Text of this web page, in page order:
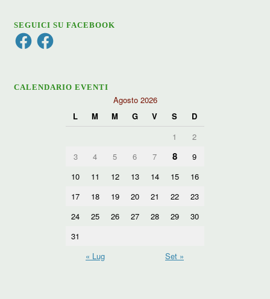
SEGUICI SU FACEBOOK
FacebookFacebook
CALENDARIO EVENTI
Agosto 2026
L
M M G V S
D
1
2
3
4 5 6 7 8
9
10
11 12 13 14 15
16
17
18 19 20 21 22
23
24
25 26 27 28 29
30
31
« Lug
Set »